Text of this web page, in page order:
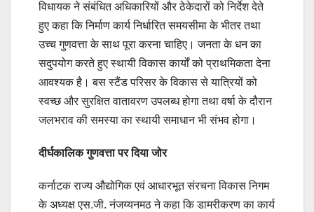
विधायक ने संबंधित अधिकारियों और ठेकेदारों को निर्देश देते
हुए कहा कि निर्माण कार्य निर्धारित समयसीमा के भीतर तथा
उच्च गुणवत्ता के साथ पूरा करना चाहिए। जनता के धन का
सदुपयोग करते हुए स्थायी विकास कार्यों को प्राथमिकता देना
आवश्यक है। बस स्टैंड परिसर के विकास से यात्रियों को
स्वच्छ और सुरक्षित वातावरण उपलब्ध होगा तथा वर्षा के दौरान
जलभराव की समस्या का स्थायी समाधान भी संभव होगा।
दीर्घकालिक गुणवत्ता पर दिया जोर
कर्नाटक राज्य औद्योगिक एवं आधारभूत संरचना विकास निगम
के अध्यक्ष एस.जी. नंजय्यनमठ ने कहा कि डामरीकरण का कार्य